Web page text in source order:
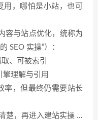
，哪怕是小站，也可
容与站点优化，统称为
SEO 实操”）：
、可被索引
擎理解与引用
率，但最终仍需要站长
楚，再进入建站实操 ...